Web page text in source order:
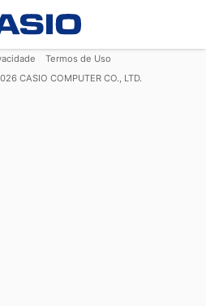
Termos de Uso
CASIO COMPUTER CO., LTD.